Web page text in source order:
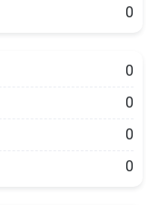
0
0
0
0
0